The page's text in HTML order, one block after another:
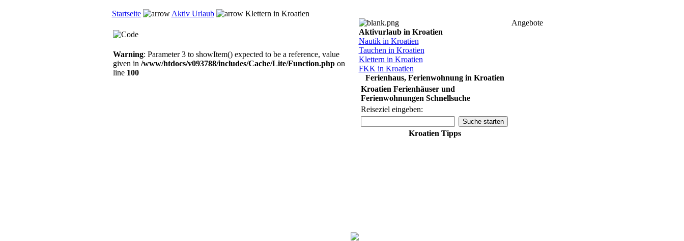
Startseite Aktiv Urlaub Klettern in Kroatien
Warning: Parameter 3 to showItem() expected to be a reference, value
given in /www/htdocs/v093788/includes/Cache/Lite/Function.phpon
line 100
Aktivurlaub in Kroatien
Nautik in Kroatien
Tauchen in Kroatien
Klettern in Kroatien
FKK in Kroatien
Ferienhaus, Ferienwohnung in Kroatien
Kroatien Ferienhäuser und
Ferienwohnungen Schnellsuche
Reiseziel eingeben:
Kroatien Tipps
Angebote